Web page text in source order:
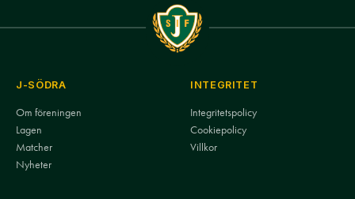
J-SÖDRA
Om föreningen
Lagen
Matcher
Nyheter
INTEGRITET
Integritetspolicy
Cookiepolicy
Villkor